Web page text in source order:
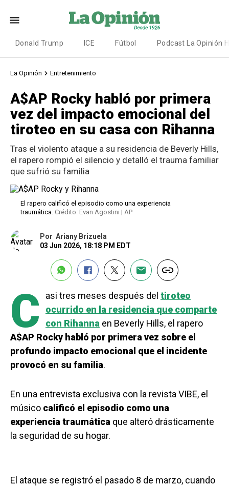
Donald Trump ICE Fútbol Podcast La Opinión
La Opinión Entretenimiento
A$AP Rocky habló por primera
vez del impacto emocional del
tiroteo en su casa con Rihanna
Tras el violento ataque a su residencia de Beverly Hills,
el rapero rompió el silencio y detalló el trauma familiar
que sufrió su familia
El rapero calificó el episodio como una experiencia
traumática. Crédito: Evan Agostini | AP
Por Ariany Brizuela
03 Jun 2026, 18:18 PM EDT
C asi tres meses después del tiroteo
ocurrido en la residencia que comparte
con Rihanna en Beverly Hills, el rapero
A$AP Rocky habló por primera vez sobre el
profundo impacto emocional que el incidente
provocó en su familia.
En una entrevista exclusiva con la revista VIBE, el
músico calificó el episodio como una
experiencia traumática que alteró drásticamente
la seguridad de su hogar.
El ataque se registró el pasado 8 de marzo, cuando